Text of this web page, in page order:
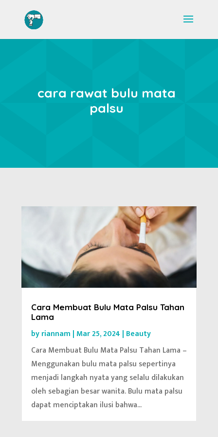
cara rawat bulu mata
palsu
Cara Membuat Bulu Mata Palsu Tahan
Lama
byriannam | Mar 25, 2024 | Beauty
Cara Membuat Bulu Mata Palsu Tahan Lama –
Menggunakan bulu mata palsu sepertinya
menjadi langkah nyata yang selalu dilakukan
oleh sebagian besar wanita. Bulu mata palsu
dapat menciptakan ilusi bahwa...